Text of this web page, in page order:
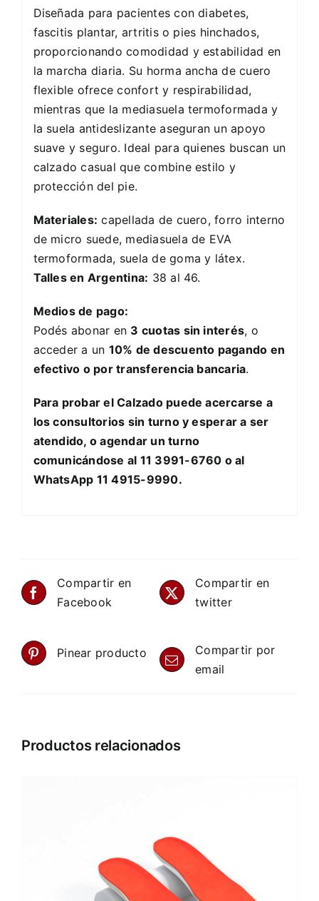
Diseñada para pacientes con diabetes,
fascitis plantar, artritis o pies hinchados,
proporcionando comodidad y estabilidad en
la marcha diaria. Su horma ancha de cuero
flexible ofrece confort y respirabilidad,
mientras que la mediasuela termoformada y
la suela antideslizante aseguran un apoyo
suave y seguro. Ideal para quienes buscan un
calzado casual que combine estilo y
protección del pie.
Materiales: capellada de cuero, forro interno
de micro suede, mediasuela de EVA
termoformada, suela de goma y látex.
Talles en Argentina: 38 al 46.
Medios de pago:
Podés abonar en 3 cuotas sin interés, o
acceder a un 10% de descuento pagando en
efectivo o por transferencia bancaria.
Para probar el Calzado puede acercarse a
los consultorios sin turno y esperar a ser
atendido, o agendar un turno
comunicándose al 11 3991-6760 o al
WhatsApp 11 4915-9990.
Compartir en
Facebook
Compartir en
twitter
Pinear producto
Compartir por
email
Productos relacionados